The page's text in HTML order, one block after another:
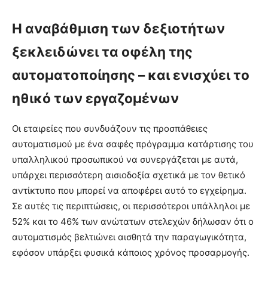
Η αναβάθμιση των δεξιοτήτων
ξεκλειδώνει τα οφέλη της
αυτοματοποίησης – και ενισχύει το
ηθικό των εργαζομένων
Οι εταιρείες που συνδυάζουν τις προσπάθειες
αυτοματισμού με ένα σαφές πρόγραμμα κατάρτισης του
υπαλληλικού προσωπικού να συνεργάζεται με αυτά,
υπάρχει περισσότερη αισιοδοξία σχετικά με τον θετικό
αντίκτυπο που μπορεί να αποφέρει αυτό το εγχείρημα.
Σε αυτές τις περιπτώσεις, οι περισσότεροι υπάλληλοι με
52% και το 46% των ανώτατων στελεχών δήλωσαν ότι ο
αυτοματισμός βελτιώνει αισθητά την παραγωγικότητα,
εφόσον υπάρξει φυσικά κάποιος χρόνος προσαρμογής.